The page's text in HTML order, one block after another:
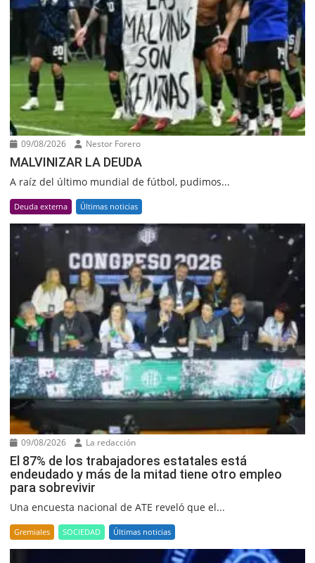
09/08/2026 Nestor Forero
MALVINIZAR LA DEUDA
A raíz del último mundial de fútbol, pudimos...
Deuda externa Últimas noticias
09/08/2026 La redacción
El 87% de los trabajadores estatales está
endeudado y más de la mitad tiene otro empleo
para sobrevivir
Una encuesta nacional de ATE reveló que el...
Gremiales SOCIEDAD Últimas noticias